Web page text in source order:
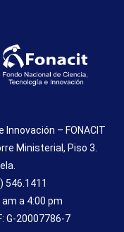
Innovación – FONACIT
Ministerial, Piso 3.
546.1411
a 4:00 pm
G-20007786-7